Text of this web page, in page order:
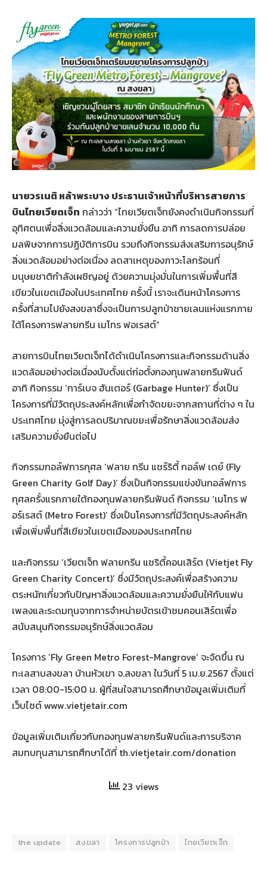
นายวรเนติ หล้าพระบาง ประธานเจ้าหน้าที่บริหารสายการ
บินไทยเวียตเจ็ท กล่าวว่า “ไทยเวียตเจ็ทยังคงดำเนินกิจกรรมที่
อุทิศตนเพื่อสิ่งแวดล้อมและความยั่งยืน อาทิ การลดการปล่อย
มลพิษจากการปฏิบัติการบิน รวมถึงกิจกรรมส่งเสริมการอนุรักษ์
สิ่งแวดล้อมอย่างต่อเนื่อง ลดสาเหตุของภาวะโลกร้อนที่
มนุษยชาติกำลังเผชิญอยู่ ด้วยความมุ่งมั่นในการเพิ่มพื้นที่สี
เขียวในเขตเมืองในประเทศไทย ครั้งนี้ เราจะเดินหน้าโครงการ
ครั้งที่สามไปยังสงขลาซึ่งจะเป็นการปลูกป่าชายเลนแห่งแรกภาย
ใต้โครงการฟลายกรีน เมโทร ฟอเรสต์”
สายการบินไทยเวียตเจ็ทได้ดำเนินโครงการและกิจกรรมด้านสิ่ง
แวดล้อมอย่างต่อเนื่องนับตั้งแต่ก่อตั้งกองทุนฟลายกรีนฟันด์
อาทิ กิจกรรม ‘การ์เบจ ฮันเตอร์ (Garbage Hunter)’ ซึ่งเป็น
โครงการที่มีวัตถุประสงค์หลักเพื่อกำจัดขยะจากสถานที่ต่าง ๆ ใน
ประเทศไทย มุ่งสู่การลดปริมาณขยะเพื่อรักษาสิ่งแวดล้อมส่ง
เสริมความยั่งยืนต่อไป
กิจกรรมกอล์ฟการกุศล ‘ฟลาย กรีน แชร์ริตี้ กอล์ฟ เดย์ (Fly
Green Charity Golf Day)’ ซึ่งเป็นกิจกรรมแข่งขันกอล์ฟการ
กุศลครั้งแรกภายใต้กองทุนฟลายกรีนฟันด์ กิจกรรม ‘เมโทร ฟ
อร์เรสต์ (Metro Forest)’ ซึ่งเป็นโครงการที่มีวัตถุประสงค์หลัก
เพื่อเพิ่มพื้นที่สีเขียวในเขตเมืองของประเทศไทย
และกิจกรรม ‘เวียตเจ็ท ฟลายกรีน แชริตี้คอนเสิร์ต (Vietjet Fly
Green Charity Concert)’ ซึ่งมีวัตถุประสงค์เพื่อสร้างความ
ตระหนักเกี่ยวกับปัญหาสิ่งแวดล้อมและความยั่งยืนให้กับแฟน
เพลงและระดมทุนจากการจำหน่ายบัตรเข้าชมคอนเสิร์ตเพื่อ
สนับสนุนกิจกรรมอนุรักษ์สิ่งแวดล้อม
โครงการ ‘Fly Green Metro Forest-Mangrove’ จะจัดขึ้น ณ
ทะเลสาบสงขลา บ้านหัวเขา จ.สงขลา ในวันที่ 5 เม.ย.2567 ตั้งแต่
เวลา 08:00-15:00 น. ผู้ที่สนใจสามารถศึกษาข้อมูลเพิ่มเติมที่
เว็บไซต์ www.vietjetair.com
ข้อมูลเพิ่มเติมเกี่ยวกับกองทุนฟลายกรีนฟันด์และการบริจาค
สมทบทุนสามารถศึกษาได้ที่ th.vietjetair.com/donation
23 views
the update สงขลา โครงการปลูกป่า ไทยเวียตเจ็ท